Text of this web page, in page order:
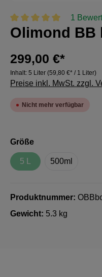
Durchschnittliche
1
Olimond BB
299,00 €*
Inhalt: 5 Liter (59,80 €* / 1 Liter)
Preise inkl. MwSt. zzgl.
Nicht mehr verfügbar
Größeauswählen
5 L
(Diese Option ist
500ml
Produktnummer:
Gewicht: 5.3 kg